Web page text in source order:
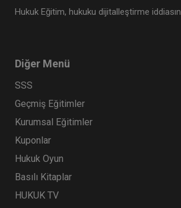
Hukuk Eğitim, hukuku dijitalleştirme
Diğer Menü
SSS
Geçmiş Eğitimler
Kurumsal Eğitimler
Kuponlar
Hukuk Oyun
Basılı Kitaplar
HUKUK TV